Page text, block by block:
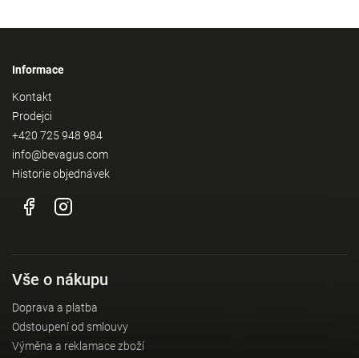
Informace
Kontakt
Prodejci
+420 725 948 984
info@bevagus.com
Historie objednávek
Vše o nákupu
Doprava a platba
Odstoupení od smlouvy
Výměna a reklamace zboží